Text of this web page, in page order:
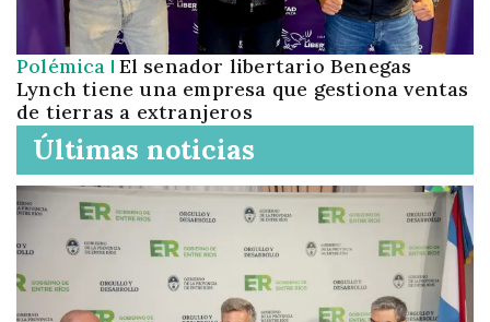
Polémica El senador libertario Benegas
Lynch tiene una empresa que gestiona ventas
de tierras a extranjeros
Últimas noticias